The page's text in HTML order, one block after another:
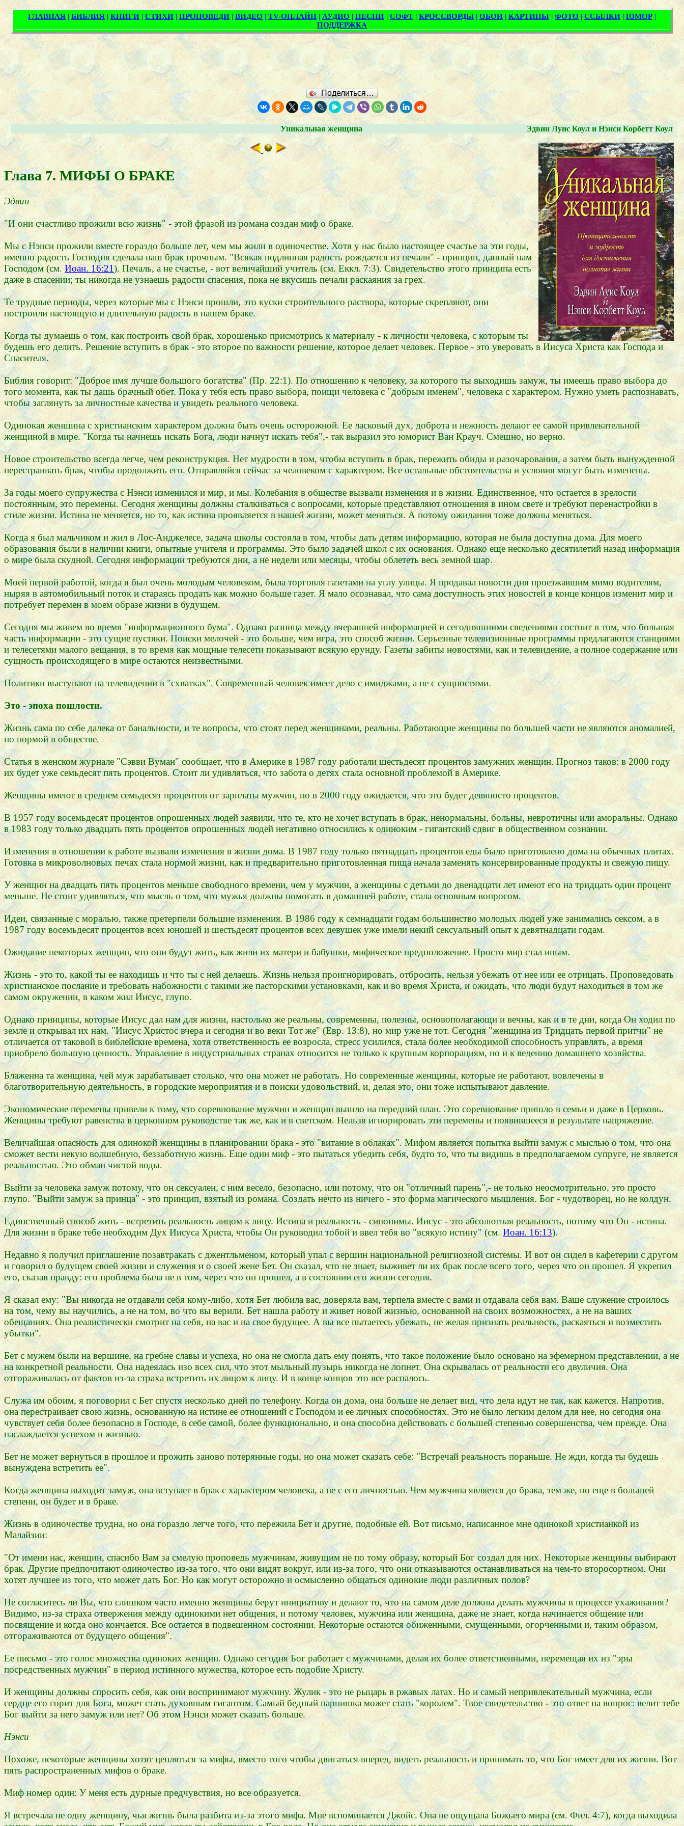
Поделиться…
Уникальная женщина Эдвин Луис Коул и Нэнси Корбетт Коул
Глава 7. МИФЫ О БРАКЕ
Эдвин
"И они счастливо прожили всю жизнь" - этой фразой из романа создан миф о браке.
Мы с Нэнси прожили вместе гораздо больше лет, чем мы жили в одиночестве. Хотя у нас было настоящее счастье за эти годы,
именно радость Господня сделала наш брак прочным. "Всякая подлинная радость рождается из печали" - принцип, данный нам
Господом (см.Иоан. 16:21). Печаль, а не счастье, - вот величайший учитель (см. Еккл. 7:3). Свидетельство этого принципа есть
даже в спасении; ты никогда не узнаешь радости спасения, пока не вкусишь печали раскаяния за грех.
Те трудные периоды, через которые мы с Нэнси прошли, это куски строительного раствора, которые скрепляют, они
построили настоящую и длительную радость в нашем браке.
Когда ты думаешь о том, как построить свой брак, хорошенько присмотрись к материалу - к личности человека, с которым ты
будешь его делить. Решение вступить в брак - это второе по важности решение, которое делает человек. Первое - это уверовать в Иисуса Христа как Господа и
Спасителя.
Библия говорит: "Доброе имя лучше большого богатства" (Пр. 22:1). По отношению к человеку, за которого ты выходишь замуж, ты имеешь право выбора до
того момента, как ты дашь брачный обет. Пока у тебя есть право выбора, поищи человека с "добрым именем", человека с характером. Нужно уметь распознавать,
чтобы заглянуть за личностные качества и увидеть реального человека.
Одинокая женщина с христианским характером должна быть очень осторожной. Ее ласковый дух, доброта и нежность делают ее самой привлекательной
женщиной в мире. "Когда ты начнешь искать Бога, люди начнут искать тебя",- так выразил это юморист Ван Крауч. Смешно, но верно.
Новое строительство всегда легче, чем реконструкция. Нет мудрости в том, чтобы вступить в брак, пережить обиды и разочарования, а затем быть вынужденной
перестраивать брак, чтобы продолжить его. Отправляйся сейчас за человеком с характером. Все остальные обстоятельства и условия могут быть изменены.
За годы моего супружества с Нэнси изменился и мир, и мы. Колебания в обществе вызвали изменения и в жизни. Единственное, что остается в зрелости
постоянным, это перемены. Сегодня женщины должны сталкиваться с вопросами, которые представляют отношения в ином свете и требуют перенастройки в
стиле жизни. Истина не меняется, но то, как истина проявляется в нашей жизни, может меняться. А потому ожидания тоже должны меняться.
Когда я был мальчиком и жил в Лос-Анджелесе, задача школы состояла в том, чтобы дать детям информацию, которая не была доступна дома. Для моего
образования были в наличии книги, опытные учителя и программы. Это было задачей школ с их основания. Однако еще несколько десятилетий назад информация
о мире была скудной. Сегодня информации требуются дни, а не недели или месяцы, чтобы облететь весь земной шар.
Моей первой работой, когда я был очень молодым человеком, была торговля газетами на углу улицы. Я продавал новости дня проезжавшим мимо водителям,
ныряя в автомобильный поток и стараясь продать как можно больше газет. Я мало осознавал, что сама доступность этих новостей в конце концов изменит мир и
потребует перемен в моем образе жизни в будущем.
Сегодня мы живем во время "информационного бума". Однако разница между вчерашней информацией и сегодняшними сведениями состоит в том, что большая
часть информации - это сущие пустяки. Поиски мелочей - это больше, чем игра, это способ жизни. Серьезные телевизионные программы предлагаются станциями
и телесетями малого вещания, в то время как мощные телесети показывают всякую ерунду. Газеты забиты новостями, как и телевидение, а полное содержание или
сущность происходящего в мире остаются неизвестными.
Политики выступают на телевидении в "схватках". Современный человек имеет дело с имиджами, а не с сущностями.
Это - эпоха пошлости.
Жизнь сама по себе далека от банальности, и те вопросы, что стоят перед женщинами, реальны. Работающие женщины по большей части не являются аномалией,
но нормой в обществе.
Статья в женском журнале "Сэвви Вуман" сообщает, что в Америке в 1987 году работали шестьдесят процентов замужних женщин. Прогноз таков: в 2000 году
их будет уже семьдесят пять процентов. Стоит ли удивляться, что забота о детях стала основной проблемой в Америке.
Женщины имеют в среднем семьдесят процентов от зарплаты мужчин, но в 2000 году ожидается, что это будет девяносто процентов.
В 1957 году восемьдесят процентов опрошенных людей заявили, что те, кто не хочет вступать в брак, ненормальны, больны, невротичны или аморальны. Однако
в 1983 году только двадцать пять процентов опрошенных людей негативно относились к одиноким - гигантский сдвиг в общественном сознании.
Изменения в отношении к работе вызвали изменения в жизни дома. В 1987 году только пятнадцать процентов еды было приготовлено дома на обычных плитах.
Готовка в микроволновых печах стала нормой жизни, как и предварительно приготовленная пища начала заменять консервированные продукты и свежую пищу.
У женщин на двадцать пять процентов меньше свободного времени, чем у мужчин, а женщины с детьми до двенадцати лет имеют его на тридцать один процент
меньше. Не стоит удивляться, что мысль о том, что мужья должны помогать в домашней работе, стала основным вопросом.
Идеи, связанные с моралью, также претерпели большие изменения. В 1986 году к семнадцати годам большинство молодых людей уже занимались сексом, а в
1987 году восемьдесят процентов всех юношей и шестьдесят процентов всех девушек уже имели некий сексуальный опыт к девятнадцати годам.
Ожидание некоторых женщин, что они будут жить, как жили их матери и бабушки, мифическое предположение. Просто мир стал иным.
Жизнь - это то, какой ты ее находишь и что ты с ней делаешь. Жизнь нельзя проигнорировать, отбросить, нельзя убежать от нее или ее отрицать. Проповедовать
христианское послание и требовать набожности с такими же пасторскими установками, как и во время Христа, и ожидать, что люди будут находиться в том же
самом окружении, в каком жил Иисус, глупо.
Однако принципы, которые Иисус дал нам для жизни, настолько же реальны, современны, полезны, основополагающи и вечны, как и в те дни, когда Он ходил по
земле и открывал их нам. "Иисус Христос вчера и сегодня и во веки Тот же" (Евр. 13:8), но мир уже не тот. Сегодня "женщина из Тридцать первой притчи" не
отличается от таковой в библейские времена, хотя ответственность ее возросла, стресс усилился, стала более необходимой способность управлять, а время
приобрело большую ценность. Управление в индустриальных странах относится не только к крупным корпорациям, но и к ведению домашнего хозяйства.
Блаженна та женщина, чей муж зарабатывает столько, что она может не работать. Но современные женщины, которые не работают, вовлечены в
благотворительную деятельность, в городские мероприятия и в поиски удовольствий, и, делая это, они тоже испытывают давление.
Экономические перемены привели к тому, что соревнование мужчин и женщин вышло на передний план. Это соревнование пришло в семьи и даже в Церковь.
Женщины требуют равенства в церковном руководстве так же, как и в светском. Нельзя игнорировать эти перемены и появившееся в результате напряжение.
Величайшая опасность для одинокой женщины в планировании брака - это "витание в облаках". Мифом является попытка выйти замуж с мыслью о том, что она
сможет вести некую волшебную, беззаботную жизнь. Еще один миф - это пытаться убедить себя, будто то, что ты видишь в предполагаемом супруге, не является
реальностью. Это обман чистой воды.
Выйти за человека замуж потому, что он сексуален, с ним весело, безопасно, или потому, что он "отличный парень",- не только неосмотрительно, это просто
глупо. "Выйти замуж за принца" - это принцип, взятый из романа. Создать нечто из ничего - это форма магического мышления. Бог - чудотворец, но не колдун.
Единственный способ жить - встретить реальность лицом к лицу. Истина и реальность - синонимы. Иисус - это абсолютная реальность, потому что Он - истина.
Для жизни в браке тебе необходим Дух Иисуса Христа, чтобы Он руководил тобой и ввел тебя во "всякую истину" (см. Иоан. 16:13).
Недавно я получил приглашение позавтракать с джентльменом, который упал с вершин национальной религиозной системы. И вот он сидел в кафетерии с другом
и говорил о будущем своей жизни и служения и о своей жене Бет. Он сказал, что не знает, выживет ли их брак после всего того, через что он прошел. Я укрепил
его, сказав правду: его проблема была не в том, через что он прошел, а в состоянии его жизни сегодня.
Я сказал ему: "Вы никогда не отдавали себя кому-либо, хотя Бет любила вас, доверяла вам, терпела вместе с вами и отдавала себя вам. Ваше служение строилось
на том, чему вы научились, а не на том, во что вы верили. Бет нашла работу и живет новой жизнью, основанной на своих возможностях, а не на ваших
обещаниях. Она реалистически смотрит на себя, на вас и на свое будущее. А вы все пытаетесь убежать, не желая признать реальность, раскаяться и возместить
убытки".
Бет с мужем были на вершине, на гребне славы и успеха, но она не смогла дать ему понять, что такое положение было основано на эфемерном представлении, а не
на конкретной реальности. Она надеялась изо всех сил, что этот мыльный пузырь никогда не лопнет. Она скрывалась от реальности его двуличия. Она
отгораживалась от фактов из-за страха встретить их лицом к лицу. И в конце концов это все распалось.
Служа им обоим, я поговорил с Бет спустя несколько дней по телефону. Когда он дома, она больше не делает вид, что дела идут не так, как кажется. Напротив,
она перестраивает свою жизнь, основанную на истине ее отношений с Господом и ее личных способностях. Это не было легким делом для нее, но сегодня она
чувствует себя более безопасно в Господе, в себе самой, более функционально, и она способна действовать с большей степенью совершенства, чем прежде. Она
наслаждается успехом и жизнью.
Бет не может вернуться в прошлое и прожить заново потерянные годы, но она может сказать себе: "Встречай реальность пораньше. Не жди, когда ты будешь
вынуждена встретить ее".
Когда женщина выходит замуж, она вступает в брак с характером человека, а не с его личностью. Чем мужчина является до брака, тем же, но еще в большей
степени, он будет и в браке.
Жизнь в одиночестве трудна, но она гораздо легче того, что пережила Бет и другие, подобные ей. Вот письмо, написанное мне одинокой христианкой из
Малайзии:
"От имени нас, женщин, спасибо Вам за смелую проповедь мужчинам, живущим не по тому образу, который Бог создал для них. Некоторые женщины выбирают
брак. Другие предпочитают одиночество из-за того, что они видят вокруг, или из-за того, что они отказываются останавливаться на чем-то второсортном. Они
хотят лучшее из того, что может дать Бог. Но как могут осторожно и осмысленно общаться одинокие люди различных полов?
Не согласитесь ли Вы, что слишком часто именно женщины берут инициативу и делают то, что на самом деле должны делать мужчины в процессе ухаживания?
Видимо, из-за страха отвержения между одинокими нет общения, и потому человек, мужчина или женщина, даже не знает, когда начинается общение или
посвящение и когда оно кончается. Все остается в подвешенном состоянии. Некоторые остаются обиженными, смущенными, огорченными и, таким образом,
отгораживаются от будущего общения".
Ее письмо - это голос множества одиноких женщин. Однако сегодня Бог работает с мужчинами, делая их более ответственными, перемещая их из "эры
посредственных мужчин" в период истинного мужества, которое есть подобие Христу.
И женщины должны спросить себя, как они воспринимают мужчину. Жулик - это не рыцарь в ржавых латах. Но и самый непривлекательный мужчина, если
сердце его горит для Бога, может стать духовным гигантом. Самый бедный парнишка может стать "королем". Твое свидетельство - это ответ на вопрос: велит тебе
Бог выйти за него замуж или нет? Об этом Нэнси может сказать больше.
Нэнси
Похоже, некоторые женщины хотят цепляться за мифы, вместо того чтобы двигаться вперед, видеть реальность и принимать то, что Бог имеет для их жизни. Вот
пять распространенных мифов о браке.
Миф номер один: У меня есть дурные предчувствия, но все образуется.
Я встречала не одну женщину, чья жизнь была разбита из-за этого мифа. Мне вспоминается Джойс. Она не ощущала Божьего мира (см. Фил. 4:7), когда выходила